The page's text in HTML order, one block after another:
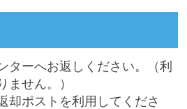
ターへお返しください。（利
ません。）
却ポストを利用してくださ